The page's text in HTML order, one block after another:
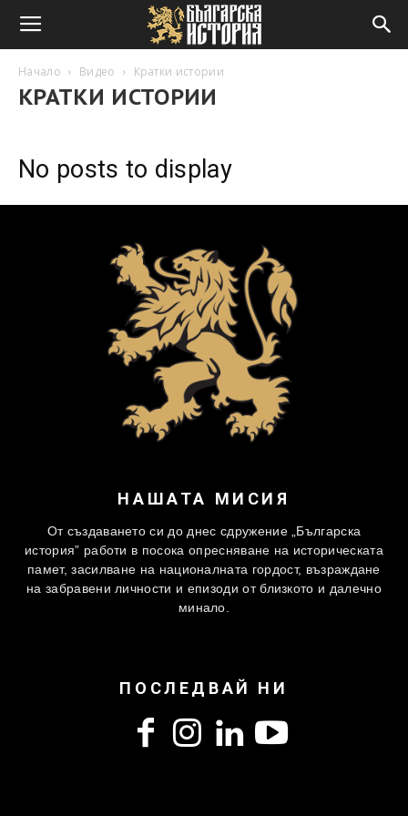
Начало Видео Кратки истории
КРАТКИ ИСТОРИИ
No posts to display
НАШАТА МИСИЯ
От създаването си до днес сдружение „Българска
история” работи в посока опресняване на историческата
памет, засилване на националната гордост, възраждане
на забравени личности и епизоди от близкото и далечно
минало.
ПОСЛЕДВАЙ НИ